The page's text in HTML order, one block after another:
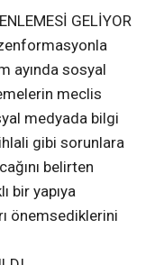
GELİYOR
ayında sosyal
meclis
medyada bilgi
gibi sorunlara
belirten
bir yapıya
önemsediklerini